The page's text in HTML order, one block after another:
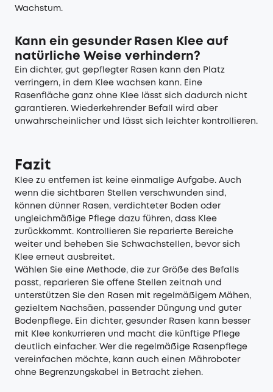
Wachstum.
Kann ein gesunder Rasen Klee auf
natürliche Weise verhindern?
Ein dichter, gut gepflegter Rasen kann den Platz
verringern, in dem Klee wachsen kann. Eine
Rasenfläche ganz ohne Klee lässt sich dadurch nicht
garantieren. Wiederkehrender Befall wird aber
unwahrscheinlicher und lässt sich leichter kontrollieren.
Fazit
Klee zu entfernen ist keine einmalige Aufgabe. Auch
wenn die sichtbaren Stellen verschwunden sind,
können dünner Rasen, verdichteter Boden oder
ungleichmäßige Pflege dazu führen, dass Klee
zurückkommt. Kontrollieren Sie reparierte Bereiche
weiter und beheben Sie Schwachstellen, bevor sich
Klee erneut ausbreitet.
Wählen Sie eine Methode, die zur Größe des Befalls
passt, reparieren Sie offene Stellen zeitnah und
unterstützen Sie den Rasen mit regelmäßigem Mähen,
gezieltem Nachsäen, passender Düngung und guter
Bodenpflege. Ein dichter, gesunder Rasen kann besser
mit Klee konkurrieren und macht die künftige Pflege
deutlich einfacher. Wer die regelmäßige Rasenpflege
vereinfachen möchte, kann auch einen Mähroboter
ohne Begrenzungskabel in Betracht ziehen.